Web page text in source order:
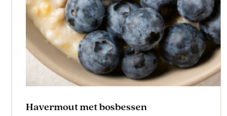
Havermout met bosbessen